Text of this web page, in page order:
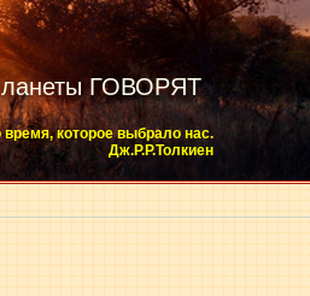
ГОВОРЯТ
которое выбрало нас.
Дж.Р.Р.Толкиен